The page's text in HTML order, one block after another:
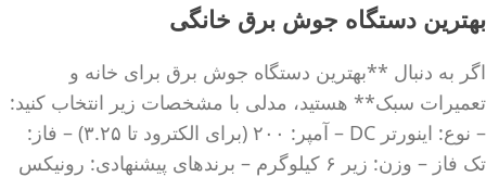
بهترین دستگاه جوش برق خانگی
اگر به دنبال **بهترین دستگاه جوش برق برای خانه و
تعمیرات سبک** هستید، مدلی با مشخصات زیر انتخاب کنید:
– نوع: اینورتر DC – آمپر: ۲۰۰ (برای الکترود تا ۳.۲۵) – فاز:
تک فاز – وزن: زیر ۶ کیلوگرم – برندهای پیشنهادی: رونیکس